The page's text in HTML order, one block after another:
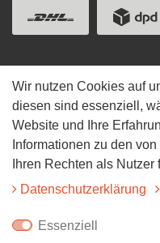
Wir nutzen Cookies auf
diesen sind essenziell,
Website und Ihre
Informationen zu den
Ihren Rechten als
Daten­schutz­erklärung
Essenziell